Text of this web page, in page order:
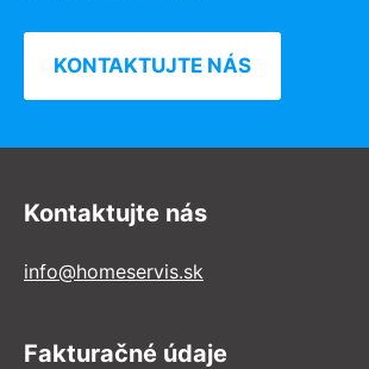
KONTAKTUJTE NÁS
Kontaktujte nás
info@homeservis.sk
Fakturačné údaje